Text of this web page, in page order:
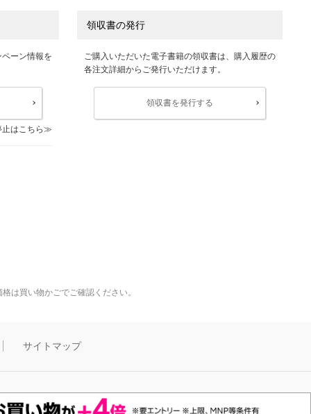
ーン情報を
はこちら
領収書の発行
ご購入いただいた電子書籍の領収書は、購入履歴の
各注文詳細からご発行いただけます。
領収書を発行する
は買い物かごでご確認ください。
サイトマップ